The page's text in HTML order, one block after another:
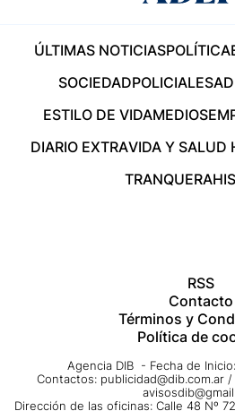
ÚLTIMAS NOTICIASPOLÍTICA
SOCIEDADPOLICIALES
ESTILO DE VIDAMEDIOS
DIARIO EXTRAVIDA Y SALUD
TRANQUERA
RSS
Contacto
Términos y
Política de
Agencia DIB - Fecha de
Contactos: publicidad@dib.com.ar /
Dirección de las oficinas: Calle 48 Nº